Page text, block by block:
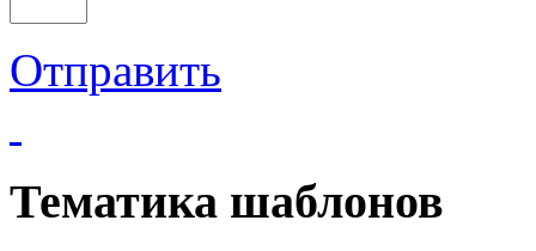
Отправить
Тематика шаблонов